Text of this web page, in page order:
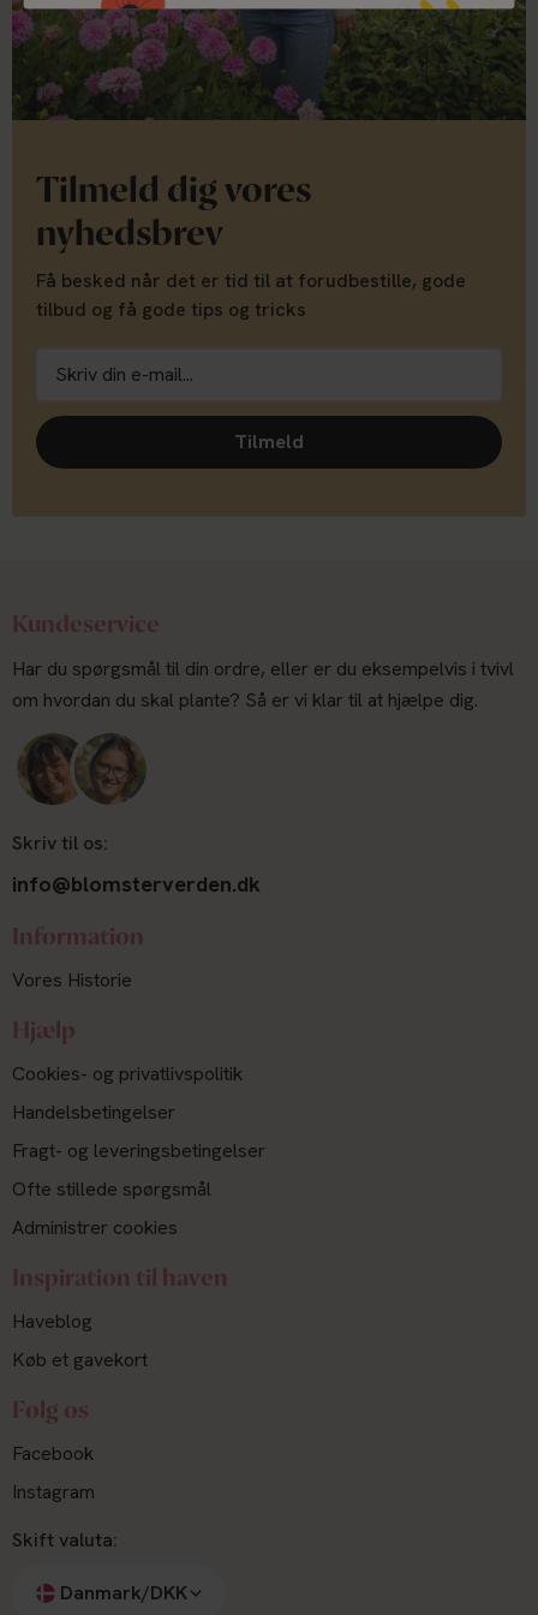
Tilmeld dig vores
nyhedsbrev
Få besked når det er tid til at forudbestille, gode
tilbud og få gode tips og tricks
Tilmeld
Kundeservice
Har du spørgsmål til din ordre, eller er du eksempelvis i tvivl
om hvordan du skal plante? Så er vi klar til at hjælpe dig.
Skriv til os:
info@blomsterverden.dk
Information
Vores Historie
Hjælp
Cookies- og privatlivspolitik
Handelsbetingelser
Fragt- og leveringsbetingelser
Ofte stillede spørgsmål
Administrer cookies
Inspiration til haven
Haveblog
Køb et gavekort
Følg os
Facebook
Instagram
Skift valuta:
Danmark/DKK